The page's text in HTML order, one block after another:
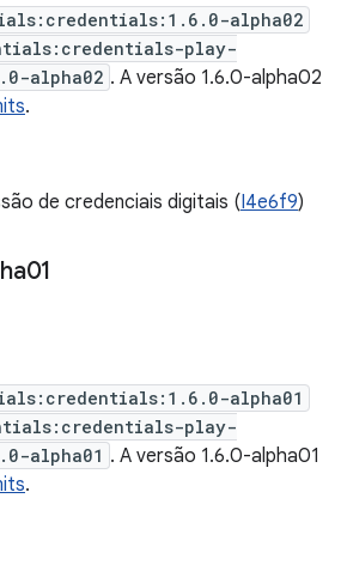
alpha02
play-
alpha02 . A versão 1.6.0-alpha02
.
de credenciais digitais (I4e6f9)
alpha01
play-
alpha01 . A versão 1.6.0-alpha01
.